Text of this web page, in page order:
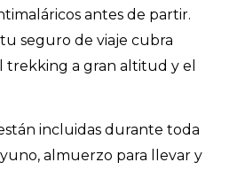
antes de partir.
seguro de viaje cubra
trekking a gran altitud y el
incluidas durante toda
almuerzo para llevar y